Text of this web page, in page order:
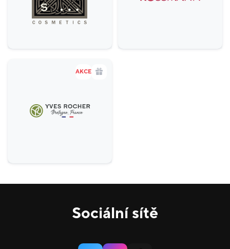
Krása a zdraví
AKCE
Sociální sítě